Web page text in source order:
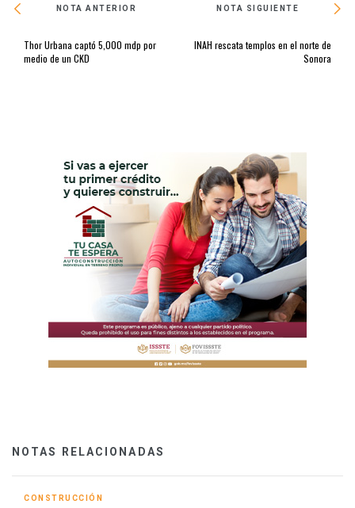
NOTA ANTERIOR
Thor Urbana captó 5,000 mdp por
medio de un CKD
NOTA SIGUIENTE
INAH rescata templos en el norte de
Sonora
NOTAS RELACIONADAS
CONSTRUCCIÓN